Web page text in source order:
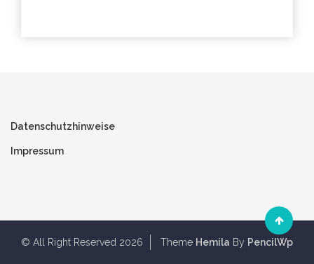
Datenschutzhinweise
Impressum
© All Right Reserved 2026 Theme Hemila By PencilWp